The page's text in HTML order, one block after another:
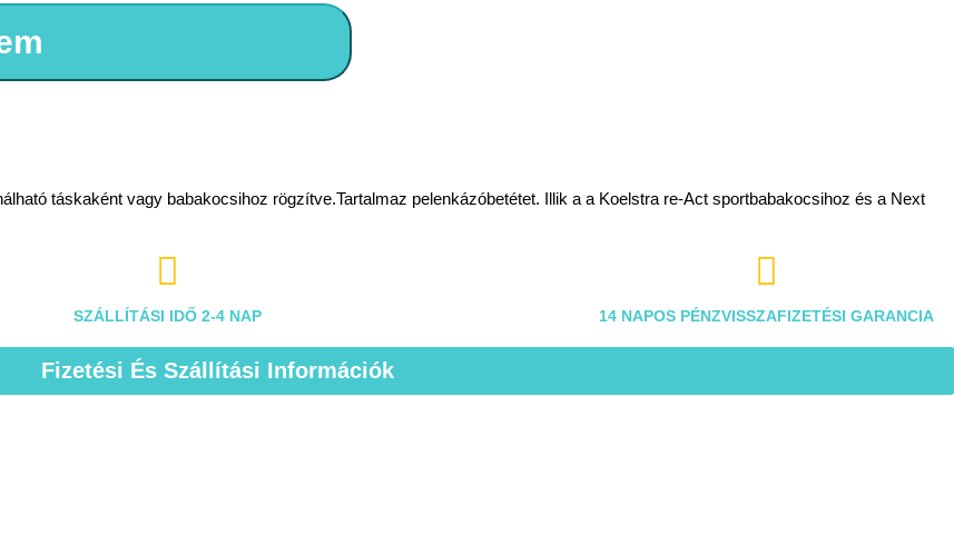
táskaként vagy babakocsihoz rögzítve.Tartalmaz pelenkázóbetétet. Illik a a Koelstra re-Act sportbabakocsihoz és a Next

SZÁLLÍTÁSI IDŐ 2-4 NAP

14 NAPOS PÉNZVISSZAFIZETÉSI GARANCIA
Fizetési És Szállítási Információk